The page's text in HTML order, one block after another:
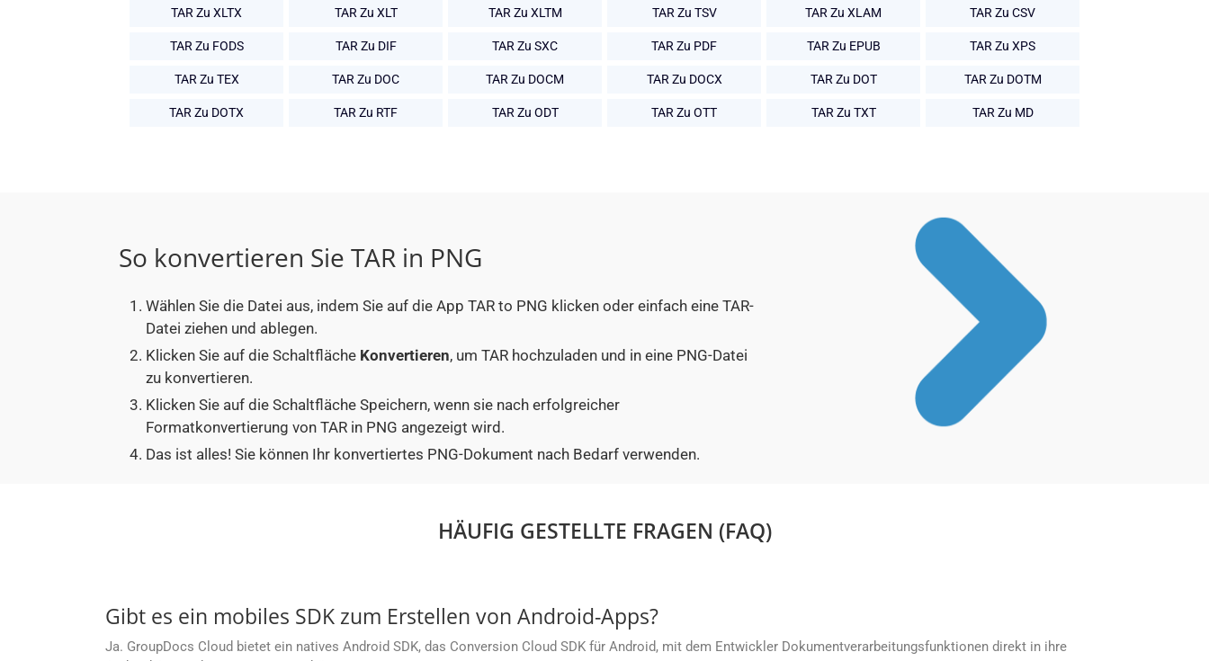
TAR Zu XLTX TAR Zu XLT TAR Zu XLTM TAR Zu TSV TAR Zu XLAM TAR Zu CSV
TAR Zu FODS TAR Zu DIF TAR Zu SXC TAR Zu PDF TAR Zu EPUB TAR Zu XPS
TAR Zu TEX TAR Zu DOC TAR Zu DOCM TAR Zu DOCX TAR Zu DOT TAR Zu DOTM
TAR Zu DOTX TAR Zu RTF TAR Zu ODT TAR Zu OTT TAR Zu TXT TAR Zu MD
So konvertieren Sie TAR in PNG
Wählen Sie die Datei aus, indem Sie auf die App TAR to PNG klicken oder einfach eine TAR-
Datei ziehen und ablegen.
Klicken Sie auf die Schaltfläche Konvertieren, um TAR hochzuladen und in eine PNG-Datei
zu konvertieren.
Klicken Sie auf die Schaltfläche Speichern, wenn sie nach erfolgreicher
Formatkonvertierung von TAR in PNG angezeigt wird.
Das ist alles! Sie können Ihr konvertiertes PNG-Dokument nach Bedarf verwenden.
HÄUFIG GESTELLTE FRAGEN (FAQ)
Gibt es ein mobiles SDK zum Erstellen von Android-Apps?
Ja. GroupDocs Cloud bietet ein natives Android SDK, das Conversion Cloud SDK für Android, mit dem Entwickler Dokumentverarbeitungsfunktionen direkt in ihre